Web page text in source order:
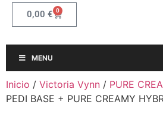
0,00 € 0
MENU
Inicio / Victoria Vynn / PURE
PEDI BASE + PURE CREAMY